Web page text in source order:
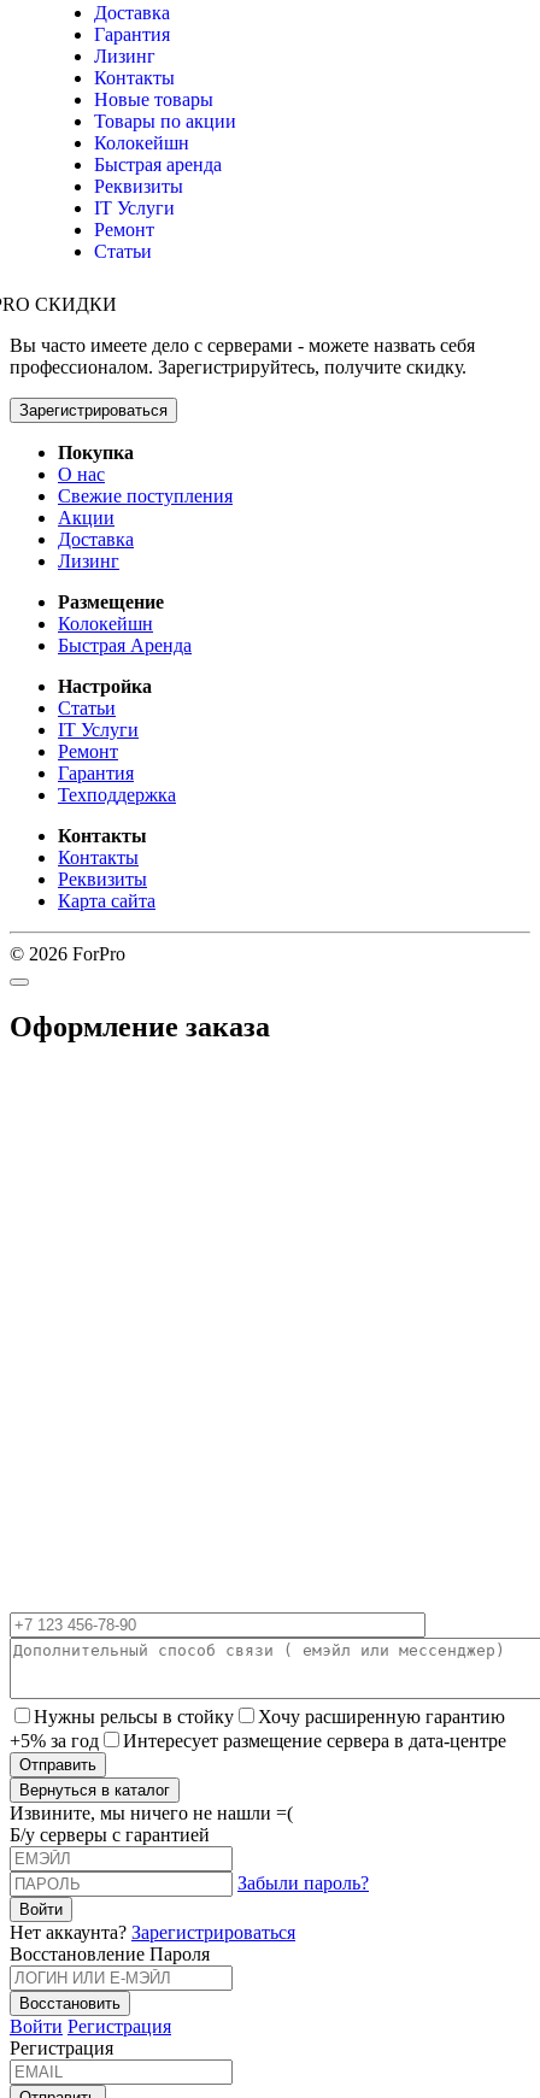
Доставка
Гарантия
Лизинг
Контакты
Новые товары
Товары по акции
Колокейшн
Быстрая аренда
Реквизиты
IT Услуги
Ремонт
Статьи
СКИДКИ
Вы часто имеете дело с серверами - можете назвать себя
профессионалом. Зарегистрируйтесь, получите скидку.
Зарегистрироваться
Покупка
О нас
Свежие поступления
Акции
Доставка
Лизинг
Размещение
Колокейшн
Быстрая Аренда
Настройка
Статьи
IT Услуги
Ремонт
Гарантия
Техподдержка
Контакты
Контакты
Реквизиты
Карта сайта
© 2026 ForPro
Оформление заказа
Нужны рельсы в стойку
Хочу расширенную гарантию
+5% за год
Интересует размещение сервера в дата-центре
Вернуться в каталог
Извините, мы ничего не нашли =(
Б/у серверы с гарантией
Забыли пароль?
Нет аккаунта? Зарегистрироваться
Восстановление Пароля
Войти Регистрация
Регистрация